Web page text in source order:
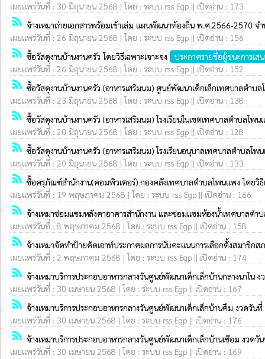
เผยแพร่วันที่ : 30 มิถุนายน 2568 | โดย : ระบบ rss Egp || เปิดอ่าน : 173
rss_feed จ้างเหมาถ่ายเอกสารพร้อมเข้าเล่ม แผนพัฒนาท้องถิ่น พ.ศ.2566-2570 จ
เผยแพร่วันที่ : 26 มิถุนายน 2568 | โดย : ระบบ rss Egp || เปิดอ่าน : 156
rss_feed ซื้อวัสดุงานบ้านงานครัว โดยวิธีเฉพาะเจาะจง
ประกาศรายชื่อผู้ชนะการเส
เผยแพร่วันที่ : 26 มิถุนายน 2568 | โดย : ระบบ rss Egp || เปิดอ่าน : 152
rss_feed ซื้อวัสดุงานบ้านงานครัว (อาหารเสริมนม) ศูนย์พัฒนาเด็กเล็กเทศบาลตำ
เผยแพร่วันที่ : 23 มิถุนายน 2568 | โดย : ระบบ rss Egp || เปิดอ่าน : 138
rss_feed ซื้อวัสดุงานบ้านงานครัว (อาหารเสริมนม) โรงเรียนในเขตเทศบาลตำบลโ
เผยแพร่วันที่ : 20 มิถุนายน 2568 | โดย : ระบบ rss Egp || เปิดอ่าน : 128
rss_feed ซื้อวัสดุงานบ้านงานครัว (อาหารเสริมนม) โรงเรียนอนุบาลเทศบาลตำบล
เผยแพร่วันที่ : 20 มิถุนายน 2568 | โดย : ระบบ rss Egp || เปิดอ่าน : 133
rss_feed ซื้อครุภัณฑ์สำนักงาน(คอมพิวเตอร์) กองคลังเทศบาลตำบลโพนแพง โดยวิธี
เผยแพร่วันที่ : 19 พฤษภาคม 2568 | โดย : ระบบ rss Egp || เปิดอ่าน : 166
rss_feed จ้างเหมาซ่อมแซมหลังคาอาคารสำนักงาน และซ่อมแซมห้องน้ำเทศบาลต
เผยแพร่วันที่ : 8 พฤษภาคม 2568 | โดย : ระบบ rss Egp || เปิดอ่าน : 158
rss_feed จ้างเหมาจัดทำป้ายคัดเอาท์ประกาศผลการนับคะแนนการเลือกตั้งสมาชิก
เผยแพร่วันที่ : 2 พฤษภาคม 2568 | โดย : ระบบ rss Egp || เปิดอ่าน : 174
rss_feed จ้างเหมาบริการประกอบอาหารกลางวันศูนย์พัฒนาเด็กเล็กบ้านกลางนาโ
เผยแพร่วันที่ : 30 เมษายน 2568 | โดย : ระบบ rss Egp || เปิดอ่าน : 167
rss_feed จ้างเหมาบริการประกอบอาหารกลางวันศูนย์พัฒนาเด็กเล็กบ้านคึม งวดวั
เผยแพร่วันที่ : 30 เมษายน 2568 | โดย : ระบบ rss Egp || เปิดอ่าน : 176
rss_feed จ้างเหมาบริการประกอบอาหารกลางวันศูนย์พัฒนาเด็กเล็กบ้านเซือม งว
เผยแพร่วันที่ : 30 เมษายน 2568 | โดย : ระบบ rss Egp || เปิดอ่าน : 169